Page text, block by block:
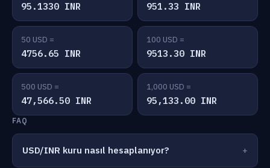
95.1330 INR 951.33 INR
50 USD =
4756.65 INR
100 USD =
9513.30 INR
500 USD =
47,566.50 INR
1,000 USD =
95,133.00 INR
FAQ
USD/INR kuru nasıl hesaplanıyor?